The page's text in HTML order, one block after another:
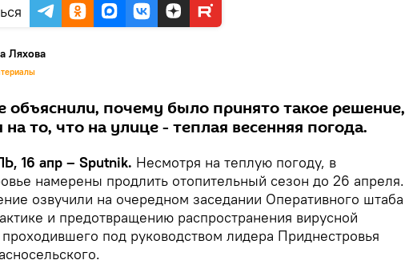
Ляхова
объяснили, почему было принято такое решение,
на то, что на улице - теплая весенняя погода.
16 апр – Sputnik. Несмотря на теплую погоду, в
намерены продлить отопительный сезон до 26 апреля.
озвучили на очередном заседании Оперативного штаба
и предотвращению распространения вирусной
под руководством лидера Приднестровья